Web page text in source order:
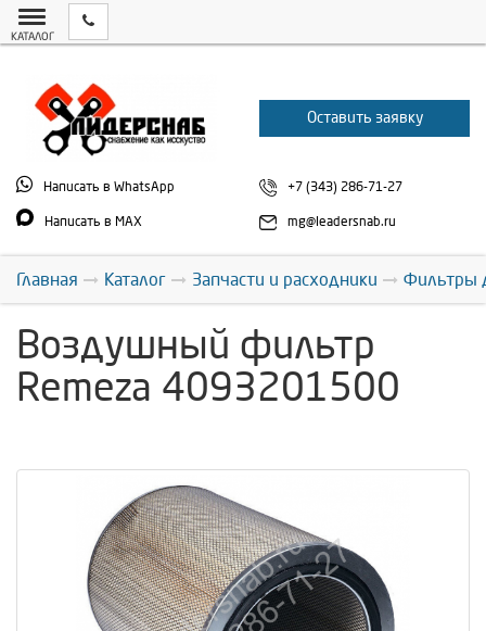
КАТАЛОГ
Оставить заявку
Написать в WhatsApp
Написать в MAX
+7 (343) 286-71-27
mg@leadersnab.ru
Главная Каталог Запчасти и расходники Фильтры
Воздушный фильтр
Remeza 4093201500